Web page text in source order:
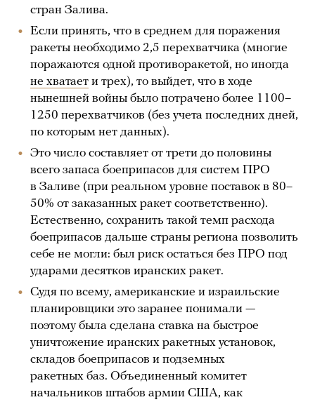
стран Залива.
Если принять, что в среднем для поражения
ракеты необходимо 2,5 перехватчика (многие
поражаются одной противоракетой, но иногда
не хватает и трех), то выйдет, что в ходе
нынешней войны было потрачено более 1100–
1250 перехватчиков (без учета последних дней,
по которым нет данных).
Это число составляет от трети до половины
всего запаса боеприпасов для систем ПРО
в Заливе (при реальном уровне поставок в 80–
50% от заказанных ракет соответственно).
Естественно, сохранить такой темп расхода
боеприпасов дальше страны региона позволить
себе не могли: был риск остаться без ПРО под
ударами десятков иранских ракет.
Судя по всему, американские и израильские
планировщики это заранее понимали —
поэтому была сделана ставка на быстрое
уничтожение иранских ракетных установок,
складов боеприпасов и подземных
ракетных баз. Объединенный комитет
начальников штабов армии США, как